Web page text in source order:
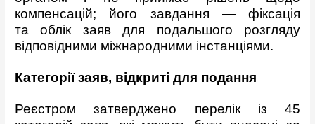
компенсацій; його завдання — фіксація
та облік заяв для подальшого розгляду
відповідними міжнародними інстанціями.
Категорії заяв, відкриті для подання
Реєстром затверджено перелік із 45